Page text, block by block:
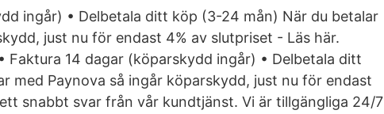
ingår) • Delbetala ditt köp (3-24 mån) När du betalar
just nu för endast 4% av slutpriset - Läs här.
Faktura 14 dagar (köparskydd ingår) • Delbetala ditt
med Paynova så ingår köparskydd, just nu för endast
snabbt svar från vår kundtjänst. Vi är tillgängliga 24/7